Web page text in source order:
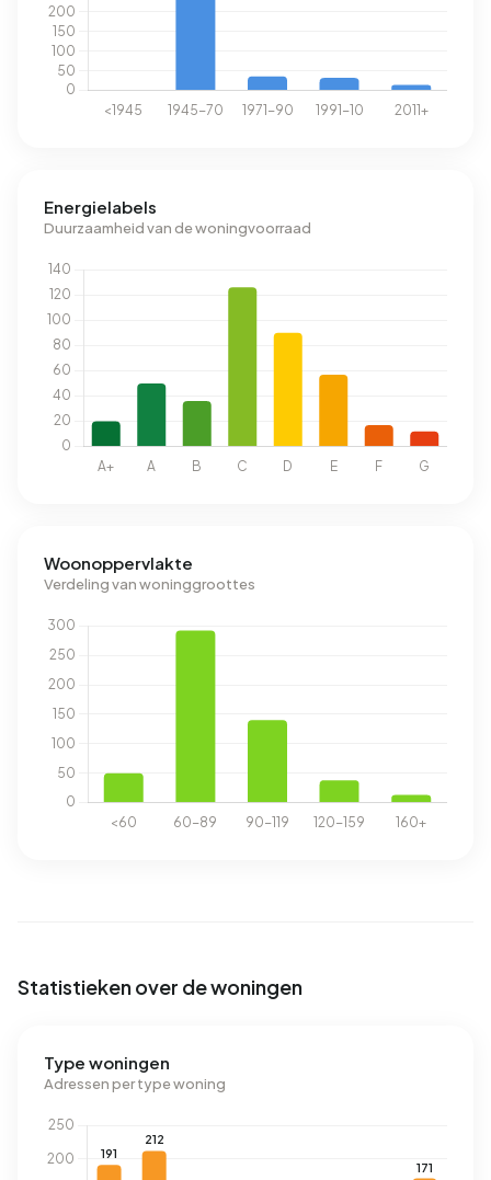
Energielabels
Duurzaamheid van de woningvoorraad
Woonoppervlakte
Verdeling van woninggroottes
Statistieken over de woningen
Type woningen
Adressen per type woning